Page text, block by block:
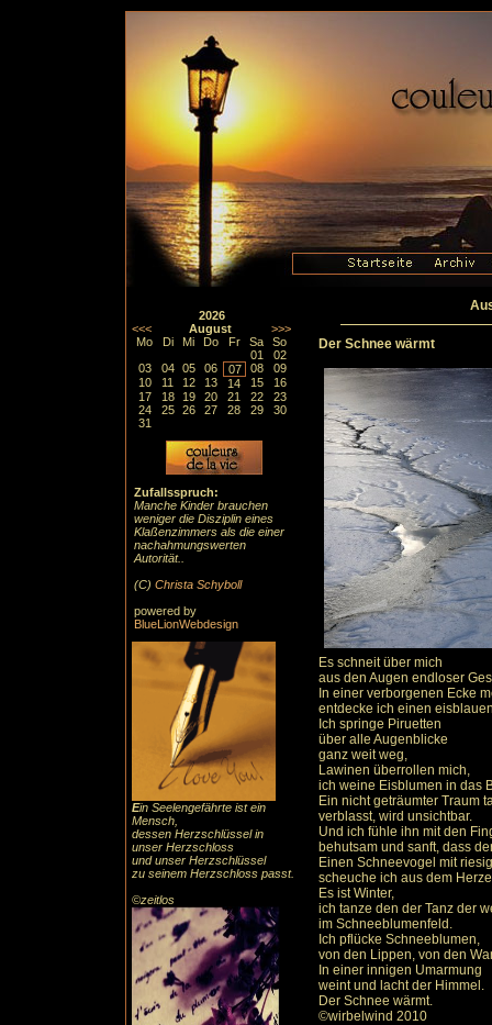
2026
<<<
August
>>>
Mo
Di Mi Do Fr Sa
So
01
02
03
04 05 06 07 08
09
10
11 12 13 14 15
16
17
18 19 20 21 22
23
24
25 26 27 28 29
30
31
Zufallsspruch:
Manche Kinder brauchen
weniger die Disziplin eines
Klaßenzimmers als die einer
nachahmungswerten
Autorität..
(C) Christa Schyboll
powered by
BlueLionWebdesign
Ein Seelengefährte ist ein
Mensch,
dessen Herzschlüssel in
unser Herzschloss
und unser Herzschlüssel
zu seinem Herzschloss passt.
©zeitlos
Der Schnee wärmt
Es schneit über mich
aus den Augen endloser
In einer verborgenen Ecke
entdecke ich einen
Ich springe Piruetten
über alle Augenblicke
ganz weit weg,
Lawinen überrollen mich,
ich weine Eisblumen in das
Ein nicht geträumter Traum
verblasst, wird unsichtbar.
Und ich fühle ihn mit den
behutsam und sanft, dass
Einen Schneevogel mit
scheuche ich aus dem
Es ist Winter,
ich tanze den der Tanz der
im Schneeblumenfeld.
Ich pflücke Schneeblumen,
von den Lippen, von den
In einer innigen Umarmung
weint und lacht der Himmel.
Der Schnee wärmt.
©wirbelwind 2010